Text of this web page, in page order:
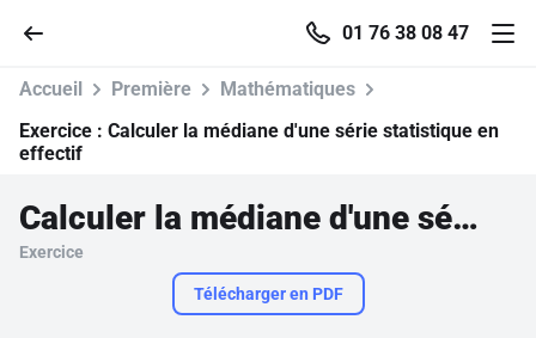
01 76 38 08 47
Parcourir
Accueil Première
Mathématiques
Exercice : Calculer la médiane d'une série statistique en
effectif
Calculer la médiane d'une série statistique en effectif
Exercice
Télécharger en PDF